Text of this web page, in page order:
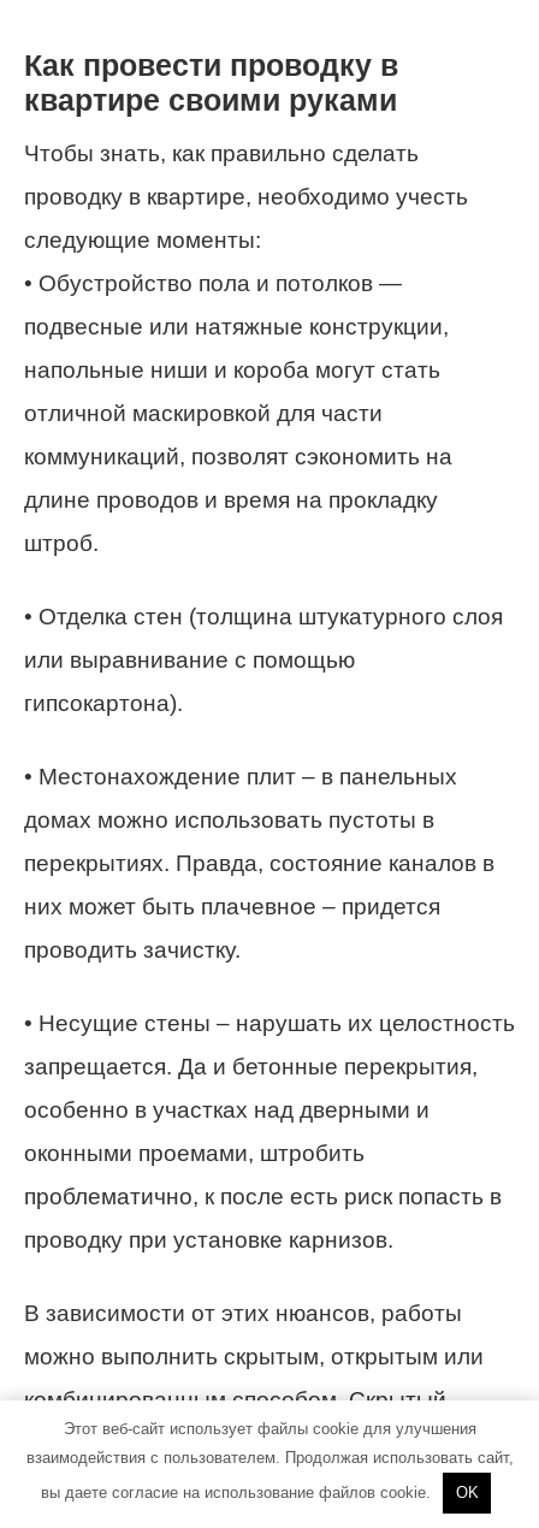
Как провести проводку в
квартире своими руками
Чтобы знать, как правильно сделать
проводку в квартире, необходимо учесть
следующие моменты:
• Обустройство пола и потолков —
подвесные или натяжные конструкции,
напольные ниши и короба могут стать
отличной маскировкой для части
коммуникаций, позволят сэкономить на
длине проводов и время на прокладку
штроб.
• Отделка стен (толщина штукатурного слоя
или выравнивание с помощью
гипсокартона).
• Местонахождение плит – в панельных
домах можно использовать пустоты в
перекрытиях. Правда, состояние каналов в
них может быть плачевное – придется
проводить зачистку.
• Несущие стены – нарушать их целостность
запрещается. Да и бетонные перекрытия,
особенно в участках над дверными и
оконными проемами, штробить
проблематично, к после есть риск попасть в
проводку при установке карнизов.
В зависимости от этих нюансов, работы
можно выполнить скрытым, открытым или
комбинированным способом. Скрытый
монтаж проводится в новостройках или при
капитальном ремонте квартиры, ведь он
Этот веб-сайт использует файлы cookie для улучшения
взаимодействия с пользователем. Продолжая использовать сайт,
вы даете согласие на использование файлов cookie.
OK